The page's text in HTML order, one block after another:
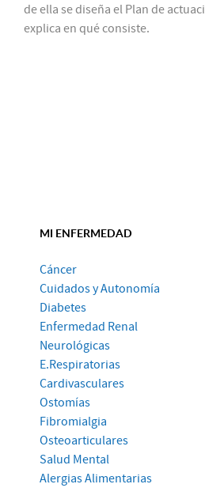
de ella se diseña el Plan de
explica en qué consiste.
MI ENFERMEDAD
Cáncer
Cuidados y Autonomía
Diabetes
Enfermedad Renal
Neurológicas
E.Respiratorias
Cardivasculares
Ostomías
Fibromialgia
Osteoarticulares
Salud Mental
Alergias Alimentarias